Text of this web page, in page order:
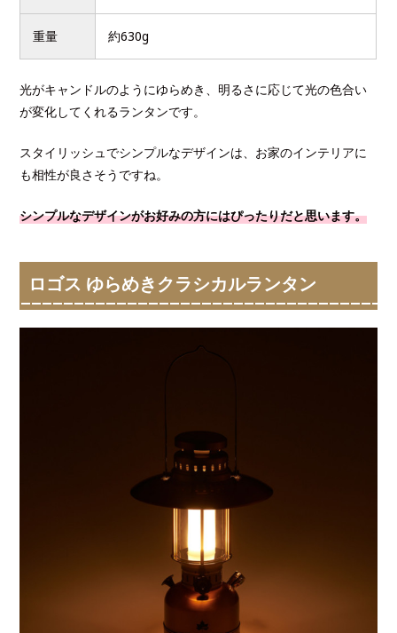
重量 約630g
光がキャンドルのようにゆらめき、明るさに応じて光の色合い
が変化してくれるランタンです。
スタイリッシュでシンプルなデザインは、お家のインテリアに
も相性が良さそうですね。
シンプルなデザインがお好みの方にはぴったりだと思います。
ロゴス ゆらめきクラシカルランタン